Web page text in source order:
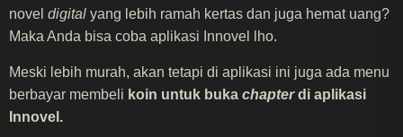
novel digital yang lebih ramah kertas dan juga hemat uang?
Maka Anda bisa coba aplikasi Innovel lho.
Meski lebih murah, akan tetapi di aplikasi ini juga ada menu
berbayar membeli koin untuk buka chapterdi aplikasi
Innovel.